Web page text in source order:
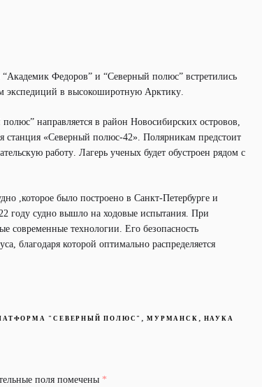
Федоров” и “Северный полюс” встретились
экспедиций в высокоширотную Арктику.
направляется в район Новосибирских островов,
станция «Северный полюс-42». Полярникам предстоит
работу. Лагерь ученых будет обустроен рядом с
,которое было построено в Санкт-Петербурге и
году судно вышло на ходовые испытания. При
современные технологии. Его безопасность
благодаря которой оптимально распределяется
"СЕВЕРНЫЙ ПОЛЮС" ,МУРМАНСК НАУКА
поля помечены *